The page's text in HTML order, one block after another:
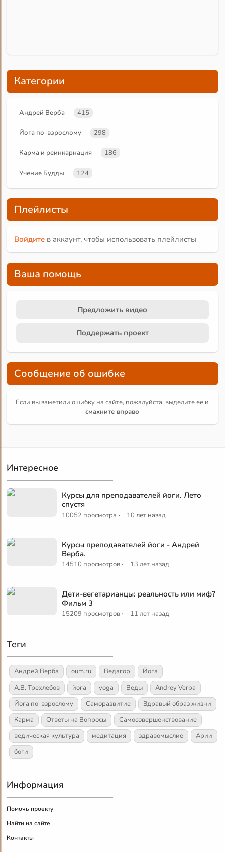
Категории
Андрей Верба 415
Йога по-взрослому 298
Карма и реинкарнация 186
Учение Будды 124
Плейлисты
Войдите в аккаунт, чтобы использовать плейлисты
Ваша помощь
Предложить видео
Поддержать проект
Сообщение об ошибке
Если вы заметили ошибку на сайте, пожалуйста, выделите её и
смахните вправо
Интересное
Курсы для преподавателей йоги. Лето
спустя
10052 просмотра · 10 лет назад
Курсы преподавателей йоги - Андрей
Верба.
14510 просмотров · 13 лет назад
Дети-вегетарианцы: реальность или миф?
Фильм 3
15209 просмотров · 11 лет назад
Теги
Андрей Верба oum.ru Ведагор
Йога
А.В. Трехлебов
йога yoga Веды
Andrey Verba
Йога по-взрослому
Саморазвитие
Здравый образ жизни
Карма
Ответы на Вопросы
Самосовершенствование
ведическая культура
медитация здравомыслие
Арии
боги
Информация
Помочь проекту
Найти на сайте
Контакты